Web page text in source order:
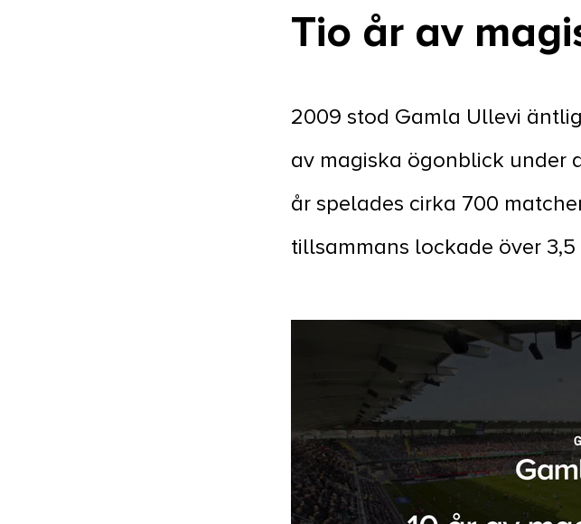
Tio år av
2009 stod Gamla Ullevi
av magiska ögonblick under
år spelades cirka 700
tillsammans lockade över